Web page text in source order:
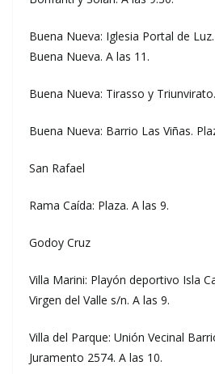
Buena Nueva: Iglesia Portal de
Buena Nueva. A las 11.
Buena Nueva: Tirasso y
Buena Nueva: Barrio Las Viñas.
San Rafael
Rama Caída: Plaza. A las 9.
Godoy Cruz
Villa Marini: Playón deportivo Isla
Virgen del Valle s/n. A las 9.
Villa del Parque: Unión Vecinal
Juramento 2574. A las 10.